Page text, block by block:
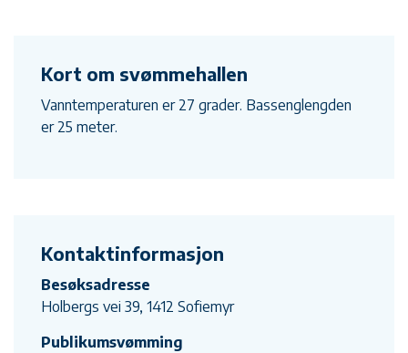
Kort om svømmehallen
Vanntemperaturen er 27 grader. Bassenglengden
er 25 meter.
Kontaktinformasjon
Besøksadresse
Holbergs vei 39, 1412 Sofiemyr
Publikumsvømming